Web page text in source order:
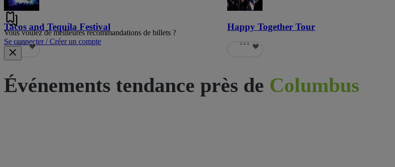
Tacos and Tequila Festival
689
Happy Together Tour
111
Vous voulez de meilleures recommandations de billets ?
Se connecter / Créer un compte
Événements tendance près de Columbus